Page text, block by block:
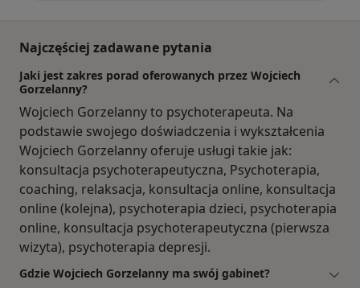
Najczęściej zadawane pytania
Jaki jest zakres porad oferowanych przez Wojciech
Gorzelanny?
Wojciech Gorzelanny to psychoterapeuta. Na
podstawie swojego doświadczenia i wykształcenia
Wojciech Gorzelanny oferuje usługi takie jak:
konsultacja psychoterapeutyczna, Psychoterapia,
coaching, relaksacja, konsultacja online, konsultacja
online (kolejna), psychoterapia dzieci, psychoterapia
online, konsultacja psychoterapeutyczna (pierwsza
wizyta), psychoterapia depresji.
Gdzie Wojciech Gorzelanny ma swój gabinet?